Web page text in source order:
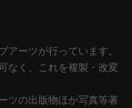
ーツが行っています。
なく、これを複製・改変
ツの出版物ほか写真等著